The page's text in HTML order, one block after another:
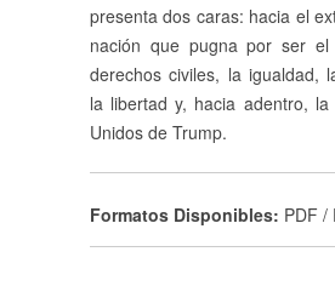
presenta dos caras: hacia el
nación que pugna por ser
derechos civiles, la igualdad,
la libertad y, hacia adentro,
Unidos de Trump.
Formatos Disponibles: PDF /